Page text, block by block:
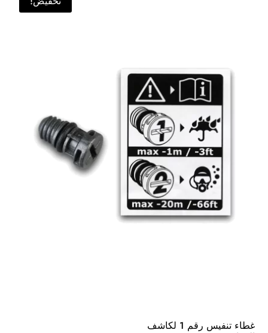
غطاء تنفيس رقم 1 لكاشف